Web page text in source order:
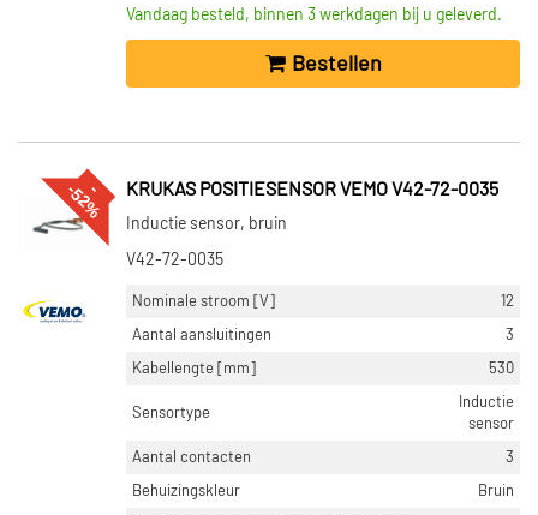
Vandaag besteld, binnen 3 werkdagen bij u geleverd.
Bestellen
--
5
2
% KRUKAS POSITIESENSOR VEMO V42-72-0035
Inductie sensor, bruin
V42-72-0035
Nominale stroom [V]
12
Aantal aansluitingen
3
Kabellengte [mm]
530
Sensortype
Inductie
sensor
Aantal contacten
3
Behuizingskleur
Bruin